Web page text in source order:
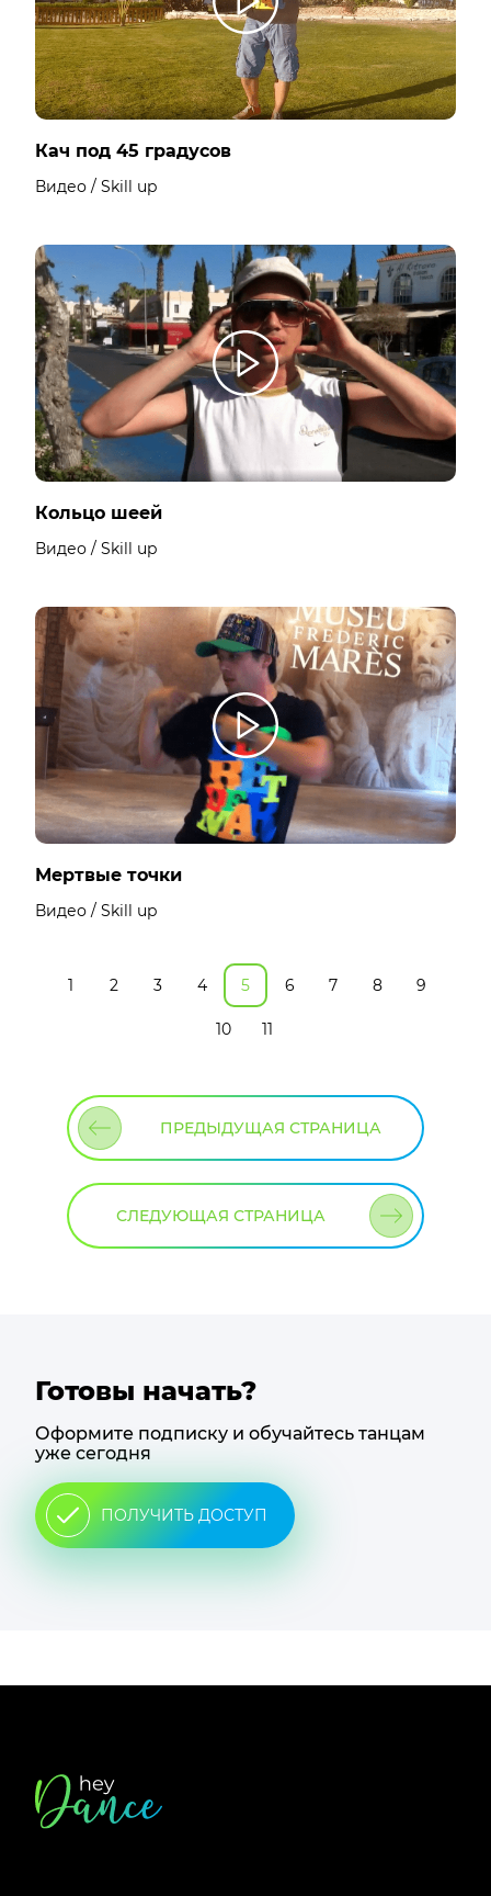
Кач под 45 градусов
Видео / Skill up
Кольцо шеей
Видео / Skill up
Мертвые точки
Видео / Skill up
ПРЕДЫДУЩАЯ СТРАНИЦА
1 2 3 4 5 6 7 8 9
10 11
СЛЕДУЮЩАЯ СТРАНИЦА
Готовы начать?
Оформите подписку и обучайтесь танцам
уже сегодня
ПОЛУЧИТЬ ДОСТУП
Футер
сайта